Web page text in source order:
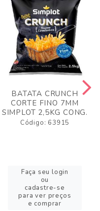
BATATA CRUNCH
CORTE FINO 7MM
SIMPLOT 2,5KG CONG.
Código: 63915
Faça seu login
ou
cadastre-se
para ver preços
e comprar